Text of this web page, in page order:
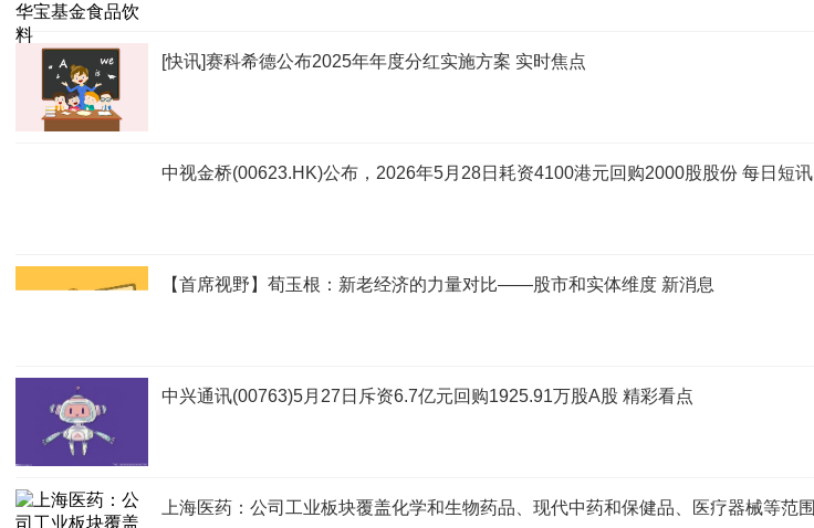
[快讯]赛科希德公布2025年年度分红实施方案 实时焦点
中视金桥(00623.HK)公布，2026年5月28日耗资4100港元回购2000股股份 每日短讯
【首席视野】荀玉根：新老经济的力量对比——股市和实体维度 新消息
中兴通讯(00763)5月27日斥资6.7亿元回购1925.91万股A股 精彩看点
上海医药：公司工业板块覆盖化学和生物药品、现代中药和保健品、医疗器械等范围